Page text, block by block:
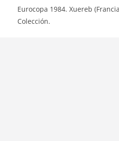
Eurocopa 1984. Xuereb
Colección.